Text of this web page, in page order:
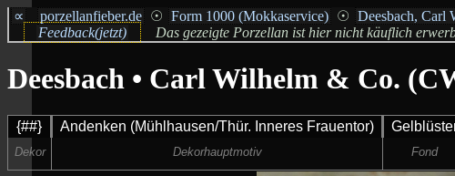
∝ porzellanfieber.de ☉ Form 1000 (Mokkaservice) ☉ Deesbach, Carl
Feedback(jetzt)
Das gezeigte Porzellan ist hier nicht käuflich
Deesbach • Carl Wilhelm & Co.
{##} Andenken (Mühlhausen/Thür. Inneres Frauentor)
Dekor Dekorhauptmotiv Fond